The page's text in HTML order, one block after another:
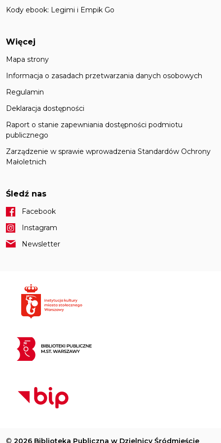
Kody ebook: Legimi i Empik Go
Więcej
Mapa strony
Informacja o zasadach przetwarzania danych osobowych
Regulamin
Deklaracja dostępności
Raport o stanie zapewniania dostępności podmiotu
publicznego
Zarządzenie w sprawie wprowadzenia Standardów Ochrony
Małoletnich
Śledź nas
Facebook
Instagram
Newsletter
© 2026 Biblioteka Publiczna w Dzielnicy Śródmieście